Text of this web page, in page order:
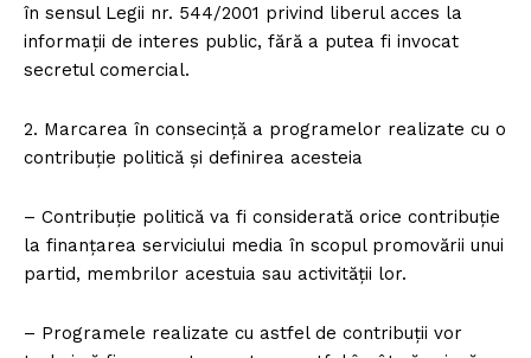
în sensul Legii nr. 544/2001 privind liberul acces la
informații de interes public, fără a putea fi invocat
secretul comercial.
2. Marcarea în consecință a programelor realizate cu o
contribuție politică și definirea acesteia
– Contribuție politică va fi considerată orice contribuție
la finanțarea serviciului media în scopul promovării unui
partid, membrilor acestuia sau activității lor.
– Programele realizate cu astfel de contribuții vor